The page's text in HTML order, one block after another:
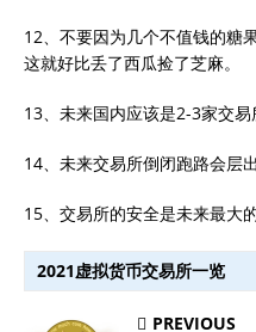
12、不要因为几个不值钱的糖
这就好比丢了西瓜捡了芝麻。
13、未来国内应该是2-3家交易
14、未来交易所倒闭跑路会层出
15、交易所的安全是未来最大
2021虚拟货币交易所一览
PREVIOUS